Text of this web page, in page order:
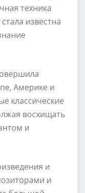
техника
известна
Америке и
классические
восхищать
и
и
и